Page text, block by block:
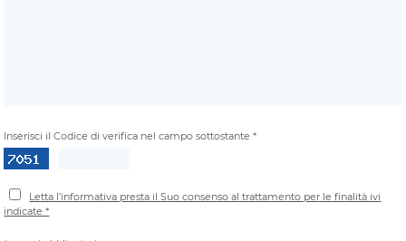
Inserisci il Codice di verifica nel campo sottostante *
Letta l’informativa presta il Suo consenso al trattamento per le finalità ivi
indicate *